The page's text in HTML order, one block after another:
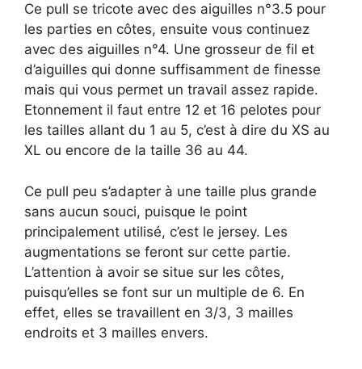
Ce pull se tricote avec des aiguilles n°3.5 pour
les parties en côtes, ensuite vous continuez
avec des aiguilles n°4. Une grosseur de fil et
d’aiguilles qui donne suffisamment de finesse
mais qui vous permet un travail assez rapide.
Etonnement il faut entre 12 et 16 pelotes pour
les tailles allant du 1 au 5, c’est à dire du XS au
XL ou encore de la taille 36 au 44.
Ce pull peu s’adapter à une taille plus grande
sans aucun souci, puisque le point
principalement utilisé, c’est le jersey. Les
augmentations se feront sur cette partie.
L’attention à avoir se situe sur les côtes,
puisqu’elles se font sur un multiple de 6. En
effet, elles se travaillent en 3/3, 3 mailles
endroits et 3 mailles envers.